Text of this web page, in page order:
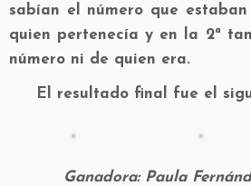
sabían el número que
quien pertenecía y en la 2ª
número ni de quien era.
El resultado final fue el
Ganadora: Paula